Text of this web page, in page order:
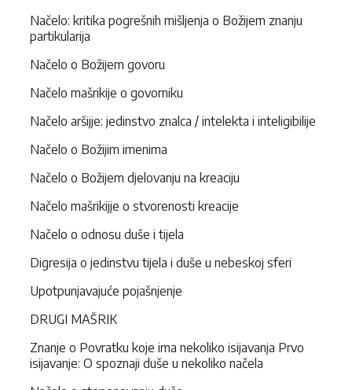
Načelo: kritika pogrešnih mišljenja o Božijem znanju
partikularija
Načelo o Božijem govoru
Načelo mašrikije o govorniku
Načelo aršijje: jedinstvo znalca / intelekta i inteligibilije
Načelo o Božijim imenima
Načelo o Božijem djelovanju na kreaciju
Načelo mašrikijje o stvorenosti kreacije
Načelo o odnosu duše i tijela
Digresija o jedinstvu tijela i duše u nebeskoj sferi
Upotpunjavajuće pojašnjenje
DRUGI MAŠRIK
Znanje o Povratku koje ima nekoliko isijavanja Prvo
isijavanje: O spoznaji duše u nekoliko načela